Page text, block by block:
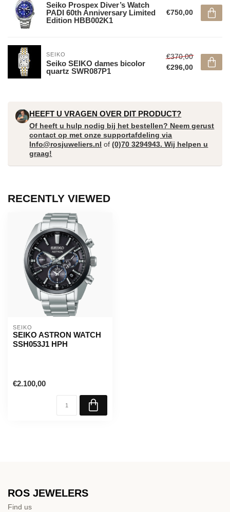
Seiko Prospex Diver’s Watch
PADI 60th Anniversary Limited
Edition HBB002K1
€750,00
SEIKO
Seiko SEIKO dames bicolor
quartz SWR087P1
€370,00
€296,00
HEEFT U VRAGEN OVER DIT PRODUCT?
Of heeft u hulp nodig bij het bestellen? Neem gerust
contact op met onze supportafdeling via
Info@rosjuweliers.nl of(0)70 3294943. Wij helpen u
graag!
RECENTLY VIEWED
SEIKO
SEIKO ASTRON WATCH
SSH053J1 HPH
€2.100,00
ROS JEWELERS
Find us